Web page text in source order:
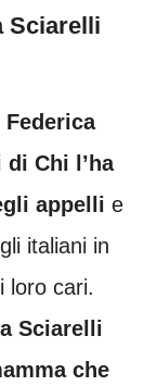
Sciarelli
Federica
Chi l’ha
appelli e
italiani in
loro cari.
Sciarelli
che